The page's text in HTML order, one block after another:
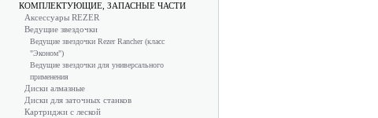
КОМПЛЕКТУЮЩИЕ, ЗАПАСНЫЕ ЧАСТИ
Аксессуары REZER
Ведущие звездочки
Ведущие звездочки Rezer Rancher (класс
"Эконом")
Ведущие звездочки для универсального
применения
Диски алмазные
Диски для заточных станков
Картриджи с леской